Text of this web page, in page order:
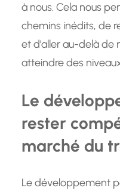
à nous. Cela nous
chemins inédits, de
et d’aller au-delà de
atteindre des
Le
rester
marché du
Le développement